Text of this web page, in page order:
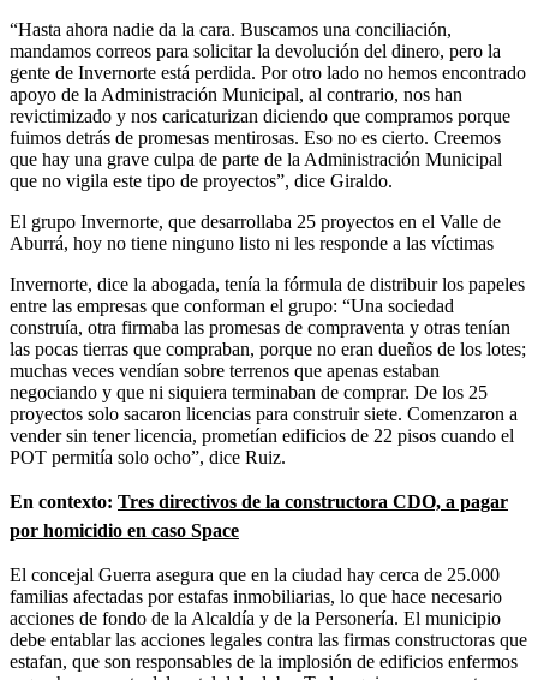
“Hasta ahora nadie da la cara. Buscamos una conciliación,
mandamos correos para solicitar la devolución del dinero, pero la
gente de Invernorte está perdida. Por otro lado no hemos encontrado
apoyo de la Administración Municipal, al contrario, nos han
revictimizado y nos caricaturizan diciendo que compramos porque
fuimos detrás de promesas mentirosas. Eso no es cierto. Creemos
que hay una grave culpa de parte de la Administración Municipal
que no vigila este tipo de proyectos”, dice Giraldo.
El grupo Invernorte, que desarrollaba 25 proyectos en el Valle de
Aburrá, hoy no tiene ninguno listo ni les responde a las víctimas
Invernorte, dice la abogada, tenía la fórmula de distribuir los papeles
entre las empresas que conforman el grupo: “Una sociedad
construía, otra firmaba las promesas de compraventa y otras tenían
las pocas tierras que compraban, porque no eran dueños de los lotes;
muchas veces vendían sobre terrenos que apenas estaban
negociando y que ni siquiera terminaban de comprar. De los 25
proyectos solo sacaron licencias para construir siete. Comenzaron a
vender sin tener licencia, prometían edificios de 22 pisos cuando el
POT permitía solo ocho”, dice Ruiz.
En contexto: Tres directivos de la constructora CDO, a pagar
por homicidio en caso Space
El concejal Guerra asegura que en la ciudad hay cerca de 25.000
familias afectadas por estafas inmobiliarias, lo que hace necesario
acciones de fondo de la Alcaldía y de la Personería. El municipio
debe entablar las acciones legales contra las firmas constructoras que
estafan, que son responsables de la implosión de edificios enfermos